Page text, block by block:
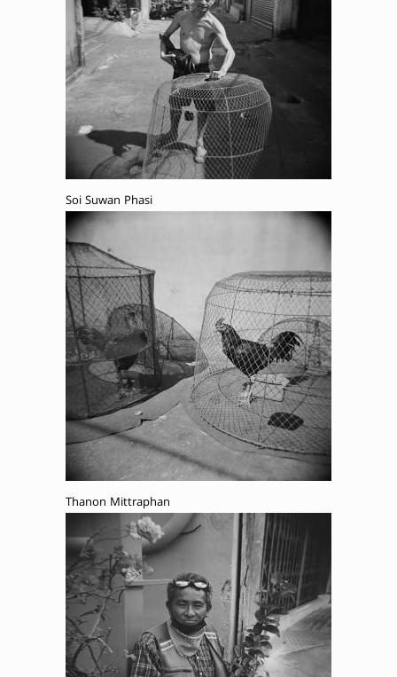
Soi Suwan Phasi
Thanon Mittraphan